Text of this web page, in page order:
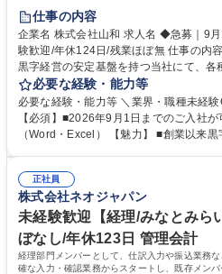
育休あり
完全週休2日制
仕事の内容
企業名 株式会社山和 求人名 ◆急募｜9月1日入社◆【渋谷/一般事務】未経
験歓迎/年休124日/残業ほぼ無 仕事の内容 不動産事業を展開し、創業以来
黒字経営の安定基盤を持つ当社にて、
がほぼ発生せず、連続した日程の有給取
方にお勧めの環境です！ 入社後はOJTを通じて丁寧に研修を行いますの
で、事務未経験の方でも安心して臨むこ
話・来客対応 ■物件の鍵や社内の備品管
必要な経験・能力等
必要な経験・能力等 ＼業界・職種未経
【必須】■2026年9月1日までのご入社
（Word・Excel） 【魅力】 ■創業以来黒字の安定した経営基盤で長期的に
のOJTで業務を習得可能、未経験でもしっかりサポ
歴：大学院 大学 高専 短大 語学力： 資格
正社員
株式会社ネオジャパン
未経験歓迎【経理/みなとみら
ぼなし/年休123日 管理会計
経理部門メンバーとして、仕訳入力や振込業務
確な入力・確認業務からスタートし、既存メン